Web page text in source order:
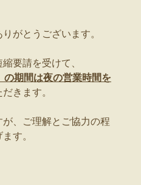
がとうございます。
要請を受けて、
の期間は夜の営業時間を
きます。
、ご理解とご協力の程
す。